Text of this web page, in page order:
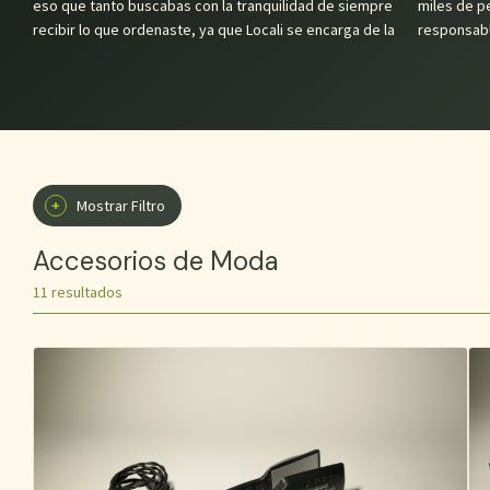
eso que tanto buscabas con la tranquilidad de siempre
recibir lo que ordenaste, ya que Locali se encarga de la
miles de personas que promovemos el consumo
Accesorios de Moda
11 resultados
+ Mostrar Filtro